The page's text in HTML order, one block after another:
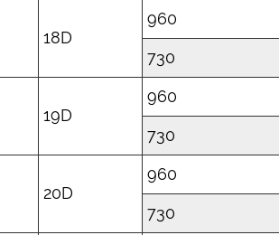
18D
960
730
19D
960
730
20D
960
730